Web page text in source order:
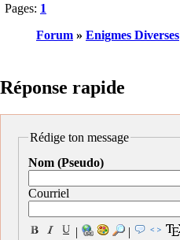
Pages: 1
Forum » Enigmes Diverses
Réponse rapide
Rédige ton message
Nom (Pseudo)
Courriel
| |